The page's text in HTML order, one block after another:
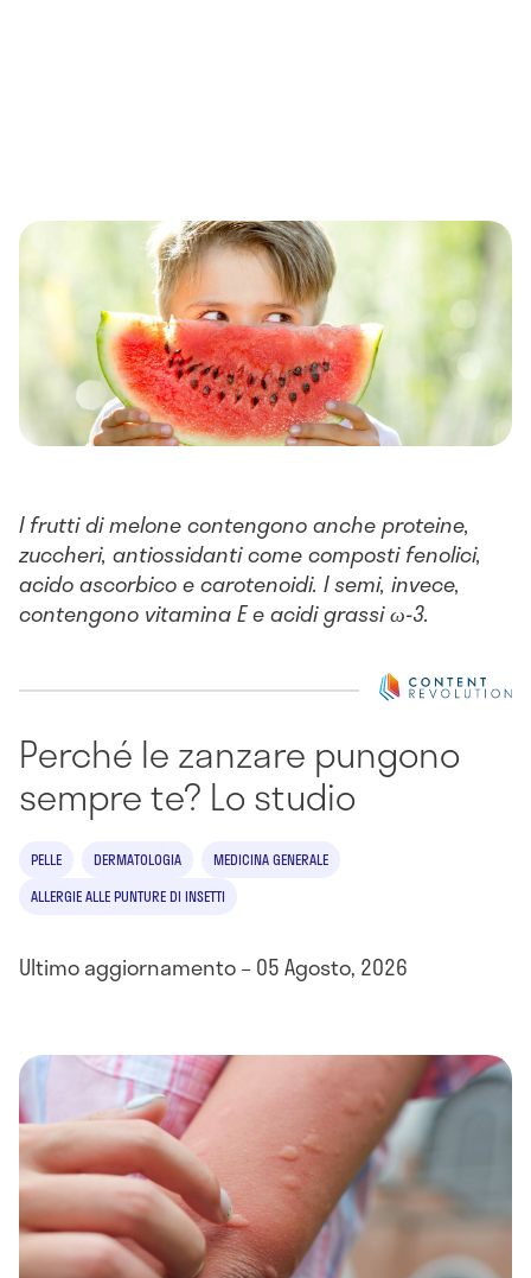
I frutti di melone contengono anche proteine,
zuccheri, antiossidanti come composti fenolici,
acido ascorbico e carotenoidi. I semi, invece,
contengono vitamina E e acidi grassi ω-3.
Perché le zanzare pungono
sempre te? Lo studio
PELLE DERMATOLOGIA
MEDICINA GENERALE
ALLERGIE ALLE PUNTURE DI INSETTI
Ultimo aggiornamento – 05 Agosto, 2026